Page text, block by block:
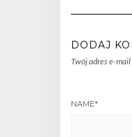
DODAJ
Twój adres e-
NAME*